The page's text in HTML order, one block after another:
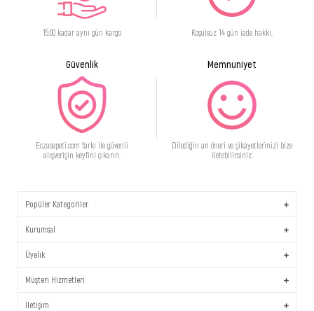
15:00 kadar aynı gün kargo Koşulsuz 14 gün iade hakkı.
Güvenlik
Eczasepeti.com farkı ile güvenli
alışverişin keyfini çıkarın.
Memnuniyet
Dilediğin an öneri ve şikayetlerinizi bize
iletebilirsiniz.
Popüler Kategoriler
Kurumsal
Üyelik
Müşteri Hizmetleri
İletişim